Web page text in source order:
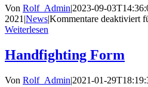
Von Rolf_Admin|2023-09-
2021 |News|Kommentare deaktiviert
Weiterlesen
Handfighting Form
Von Rolf_Admin|2021-01-